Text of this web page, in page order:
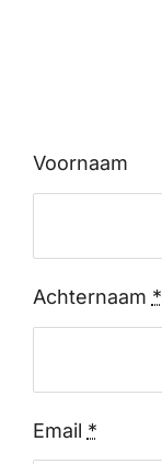
Voornaam
Achternaam *
Email *